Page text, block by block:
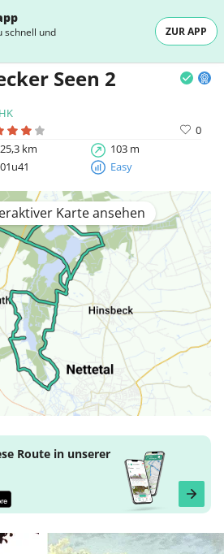
schnell und
ZUR APP
Seen 2
HK
0
25,3 km
103 m
01u41
Easy
Karte ansehen
Route in unserer